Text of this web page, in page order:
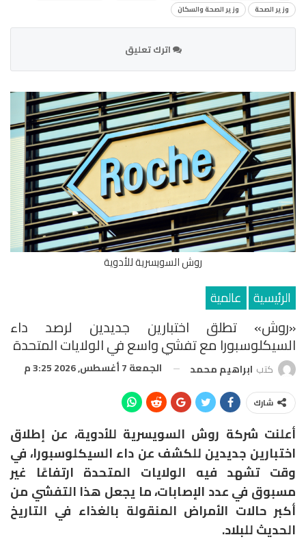
وزير الصحة
وزير الصحة والسكان
اترك تعليق
روش السويسرية للأدوية
الرئيسية عالمية
«روش» تطلق اختبارين جديدين لرصد داء
السيكلوسبورا مع تفشي واسع في الولايات المتحدة
كتب ابراهيم محمد الجمعة 7 أغسطس, 2026 3:25 م
شارك
أعلنت شركة روش السويسرية للأدوية، عن إطلاق
اختبارين جديدين للكشف عن داء السيكلوسبورا، في
وقت تشهد فيه الولايات المتحدة ارتفاعًا غير
مسبوق في عدد الإصابات، ما يجعل هذا التفشي من
أكبر حالات الأمراض المنقولة بالغذاء في التاريخ
الحديث للبلاد.